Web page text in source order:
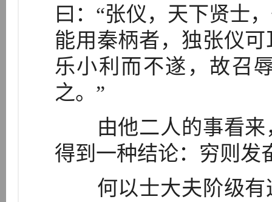
曰：“张仪，天下贤士
能用秦柄者，独张仪
乐小利而不遂，故召
之。”
由他二人的事看来
得到一种结论：穷则发
何以士大夫阶级有